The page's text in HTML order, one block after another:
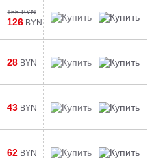
165 BYN
126 BYN
28 BYN
43 BYN
62 BYN